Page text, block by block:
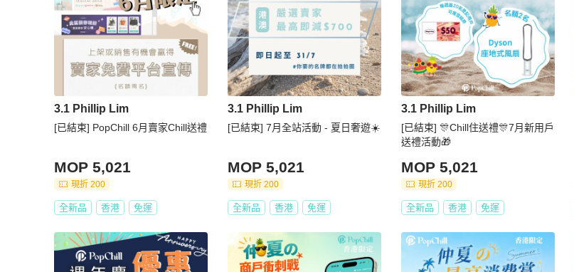
3.1 Phillip Lim
[已結束] PopChill 6月賣家Chill送禮
MOP 5,021
現折 200
全新品 香港 免運
3.1 Phillip Lim
[已結束] 7月全站活動 - 夏日奢遊☀️
MOP 5,021
現折 200
全新品 香港 免運
3.1 Phillip Lim
[已結束] 🎊Chill住送禮🎊7月新用戶
送禮活動🎁
MOP 5,021
現折 200
全新品 香港 免運